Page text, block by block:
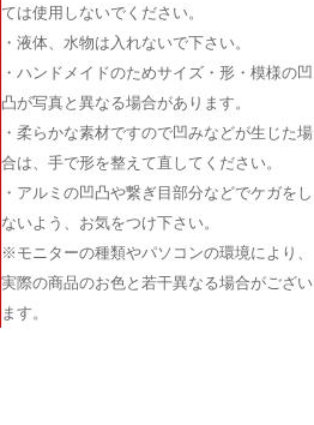
ては使用しないでください。
・液体、水物は入れないで下さい。
・ハンドメイドのためサイズ・形・模様の凹
凸が写真と異なる場合があります。
・柔らかな素材ですので凹みなどが生じた場
合は、手で形を整えて直してください。
・アルミの凹凸や繋ぎ目部分などでケガをし
ないよう、お気をつけ下さい。
※モニターの種類やパソコンの環境により、
実際の商品のお色と若干異なる場合がござい
ます。